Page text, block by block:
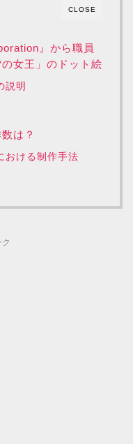
CLOSE
』から職員
女王」のドット絵
説明
は？
おける制作手法